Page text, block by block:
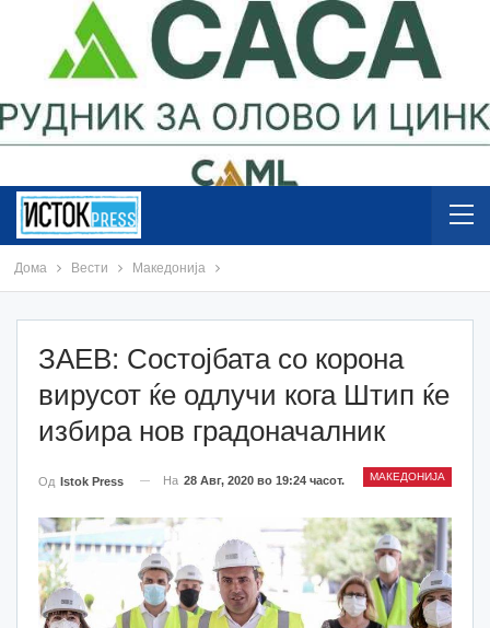
Дома Вести Македонија
ЗАЕВ: Состојбата со корона
вирусот ќе одлучи кога Штип ќе
избира нов градоначалник
МАКЕДОНИЈА
Од Istok Press На 28 Авг, 2020 во 19:24 часот.